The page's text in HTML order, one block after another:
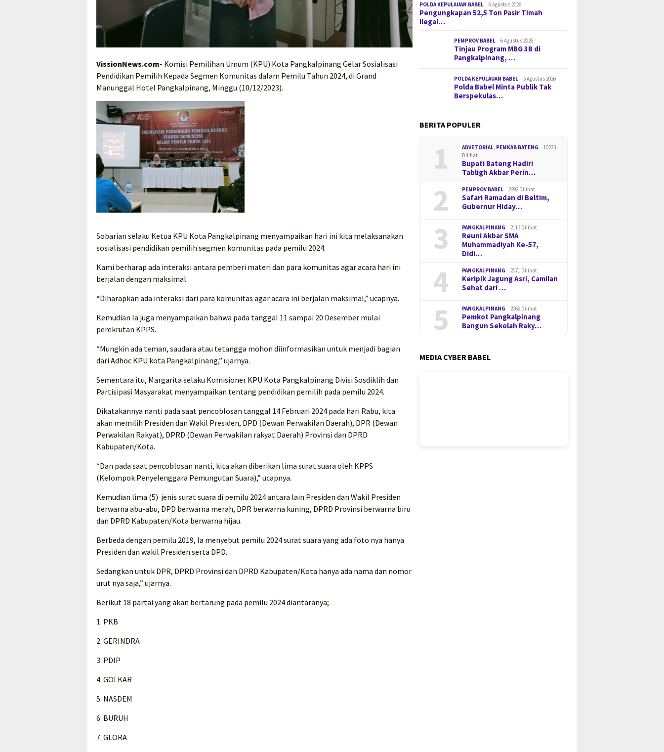
VissionNews.com- Komisi Pemilihan Umum (KPU) Kota Pangkalpinang Gelar Sosialisasi
Pendidikan Pemilih Kepada Segmen Komunitas dalam Pemilu Tahun 2024, di Grand
Manunggal Hotel Pangkalpinang, Minggu (10/12/2023).
Sobarian selaku Ketua KPU Kota Pangkalpinang menyampaikan hari ini kita melaksanakan
sosialisasi pendidikan pemilih segmen komunitas pada pemilu 2024.
Kami berharap ada interaksi antara pemberi materi dan para komunitas agar acara hari ini
berjalan dengan maksimal.
“Diharapkan ada interaksi dari para komunitas agar acara ini berjalan maksimal,” ucapnya.
Kemudian Ia juga menyampaikan bahwa pada tanggal 11 sampai 20 Desember mulai
perekrutan KPPS.
“Mungkin ada teman, saudara atau tetangga mohon diinformasikan untuk menjadi bagian
dari Adhoc KPU kota Pangkalpinang,” ujarnya.
Sementara itu, Margarita selaku Komisioner KPU Kota Pangkalpinang Divisi Sosdiklih dan
Partisipasi Masyarakat menyampaikan tentang pendidikan pemilih pada pemilu 2024.
Dikatakannya nanti pada saat pencoblosan tanggal 14 Februari 2024 pada hari Rabu, kita
akan memilih Presiden dan Wakil Presiden, DPD (Dewan Perwakilan Daerah), DPR (Dewan
Perwakilan Rakyat), DPRD (Dewan Perwakilan rakyat Daerah) Provinsi dan DPRD
Kabupaten/Kota.
“Dan pada saat pencoblosan nanti, kita akan diberikan lima surat suara oleh KPPS
(Kelompok Penyelenggara Pemungutan Suara),” ucapnya.
Kemudian lima (5) jenis surat suara di pemilu 2024 antara lain Presiden dan Wakil Presiden
berwarna abu-abu, DPD berwarna merah, DPR berwarna kuning, DPRD Provinsi berwarna biru
dan DPRD Kabupaten/Kota berwarna hijau.
Berbeda dengan pemilu 2019, Ia menyebut pemilu 2024 surat suara yang ada foto nya hanya
Presiden dan wakil Presiden serta DPD.
Sedangkan untuk DPR, DPRD Provinsi dan DPRD Kabupaten/Kota hanya ada nama dan nomor
urut nya saja,” ujarnya.
Berikut 18 partai yang akan bertarung pada pemilu 2024 diantaranya;
1. PKB
2. GERINDRA
3. PDIP
4. GOLKAR
5. NASDEM
6. BURUH
7. GLORA
POLDA KEPULAUAN BABEL 6 Agustus 2026
Pengungkapan 52,5 Ton Pasir Timah
Ilegal…
PEMPROV BABEL 6 Agustus 2026
Tinjau Program MBG 3B di
Pangkalpinang, …
POLDA KEPULAUAN BABEL 5 Agustus 2026
Polda Babel Minta Publik Tak
Berspekulas…
BERITA POPULER
1 ADVETORIAL PEMKAB BATENG
10223
Dilihat
Bupati Bateng Hadiri
Tabligh Akbar Perin…
2 PEMPROV BABEL 2392 Dilihat
Safari Ramadan di Beltim,
Gubernur Hiday…
3 PANGKALPINANG 2113 Dilihat
Reuni Akbar SMA
Muhammadiyah Ke-57,
Didi…
4 PANGKALPINANG 2071 Dilihat
Keripik Jagung Asri, Camilan
Sehat dari …
5 PANGKALPINANG 2069 Dilihat
Pemkot Pangkalpinang
Bangun Sekolah Raky…
MEDIA CYBER BABEL